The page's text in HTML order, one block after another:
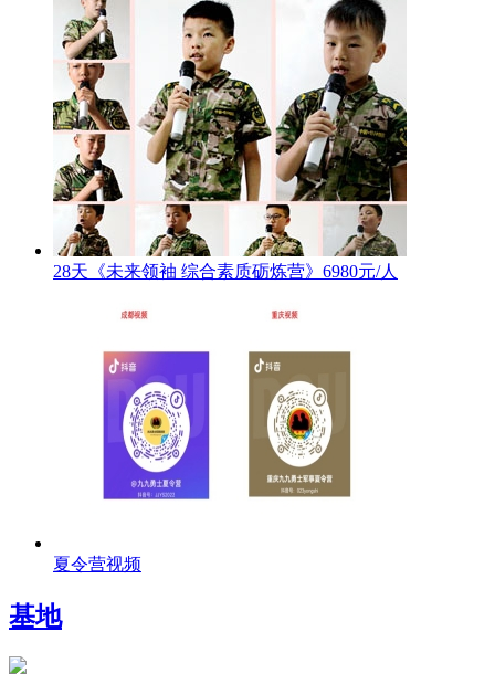
28天《未来领袖 综合素质砺炼营》6980元/人
夏令营视频
基地